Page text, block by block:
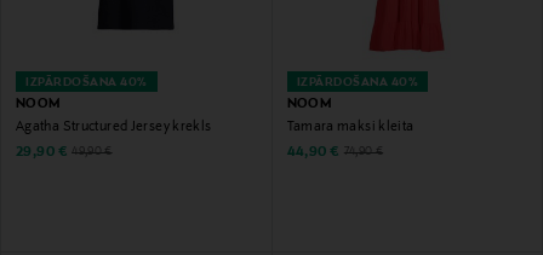
IZPĀRDOŠANA 40%
NOOM
Agatha Structured Jersey krekls
Discounted Price
29,90 € Original Price
49,90 €
IZPĀRDOŠANA 40%
NOOM
Tamara maksi kleita
Discounted Price
44,90 € Original Price
74,90 €